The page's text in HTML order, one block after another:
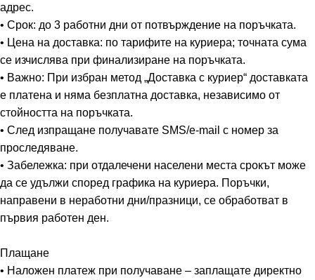
адрес.
• Срок: до 3 работни дни от потвърждение на поръчката.
• Цена на доставка: по тарифите на куриера; точната сума
се изчислява при финализиране на поръчката.
• Важно: При избран метод „Доставка с куриер“ доставката
е платена и няма безплатна доставка, независимо от
стойността на поръчката.
• След изпращане получавате SMS/e-mail с номер за
проследяване.
• Забележка: при отдалечени населени места срокът може
да се удължи според графика на куриера. Поръчки,
направени в неработни дни/празници, се обработват в
първия работен ден.
Плащане
• Наложен платеж при получаване – заплащате директно